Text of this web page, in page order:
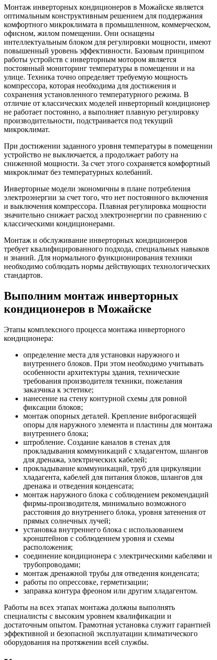
Монтаж инверторных кондиционеров в Можайске является
оптимальным конструктивным решением для поддержания
комфортного микроклимата в промышленном, коммерческом,
офисном, жилом помещении. Они оснащены
интеллектуальным блоком для регулировки мощности, имеют
повышенный уровень эффективности. Базовым принципом
работы устройств с инверторным мотором является
постоянный мониторинг температуры в помещении и на
улице. Техника точно определяет требуемую мощность
компрессора, которая необходима для достижения и
сохранения установленного температурного режима. В
отличие от классических моделей инверторный кондиционер
не работает постоянно, а выполняет плавную регулировку
производительности, подстраивается под текущий
микроклимат.
При достижении заданного уровня температуры в помещении
устройство не выключается, а продолжает работу на
сниженной мощности. За счет этого сохраняется комфортный
микроклимат без температурных колебаний.
Инверторные модели экономичны в плане потребления
электроэнергии за счет того, что нет постоянного включения
и выключения компрессора. Плавная регулировка мощности
значительно снижает расход электроэнергии по сравнению с
классическими кондиционерами.
Монтаж и обслуживание инверторных кондиционеров
требует квалифицированного подхода, специальных навыков
и знаний. Для нормального функционирования техники
необходимо соблюдать нормы действующих технологических
стандартов.
Выполним монтаж инверторных
кондиционеров в Можайске
Этапы комплексного процесса монтажа инверторного
кондиционера:
определение места для установки наружного и
внутреннего блоков. При этом необходимо учитывать
особенности архитектуры здания, технические
требования производителя техники, пожелания
заказчика к эстетике;
нанесение на стену контурной схемы для ровной
фиксации блоков;
монтаж опорных деталей. Крепление виброгасящей
опоры для наружного элемента и пластины для монтажа
внутреннего блока;
штробление. Создание каналов в стенах для
прокладывания коммуникаций с хладагентом, шлангов
для дренажа, электрических кабелей;
прокладывание коммуникаций, труб для циркуляции
хладагента, кабелей для питания блоков, шлангов для
дренажа и отведения конденсата;
монтаж наружного блока с соблюдением рекомендаций
фирмы-производителя, минимально возможного
расстояния до внутреннего блока, уровня затенения от
прямых солнечных лучей;
установка внутреннего блока с использованием
кронштейнов с соблюдением уровня и схемы
расположения;
соединение кондиционера с электрическими кабелями и
трубопроводами;
монтаж дренажной трубы для отведения конденсата;
работы по опрессовке, герметизации;
заправка контура фреоном или другим хладагентом.
Работы на всех этапах монтажа должны выполнять
специалисты с высоким уровнем квалификации и
достаточным опытом. Грамотная установка служит гарантией
эффективной и безопасной эксплуатации климатического
оборудования на протяжении всей службы.